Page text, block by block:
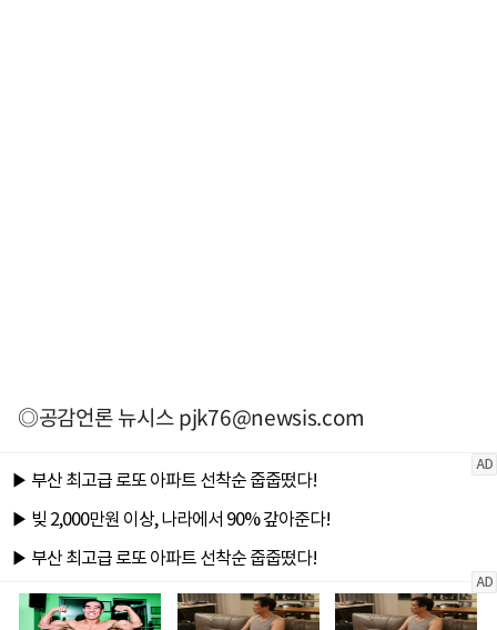
◎공감언론 뉴시스pjk76@newsis.com